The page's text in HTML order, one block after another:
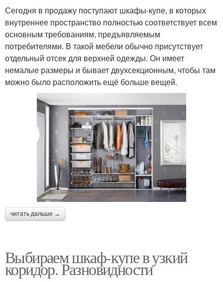
Сегодня в продажу поступают шкафы-купе, в которых
внутреннее пространство полностью соответствует всем
основным требованиям, предъявляемым
потребителями. В такой мебели обычно присутствует
отдельный отсек для верхней одежды. Он имеет
немалые размеры и бывает двухсекционным, чтобы там
можно было расположить ещё больше вещей.
читать дальше →
Выбираем шкаф-купе в узкий
коридор. Разновидности